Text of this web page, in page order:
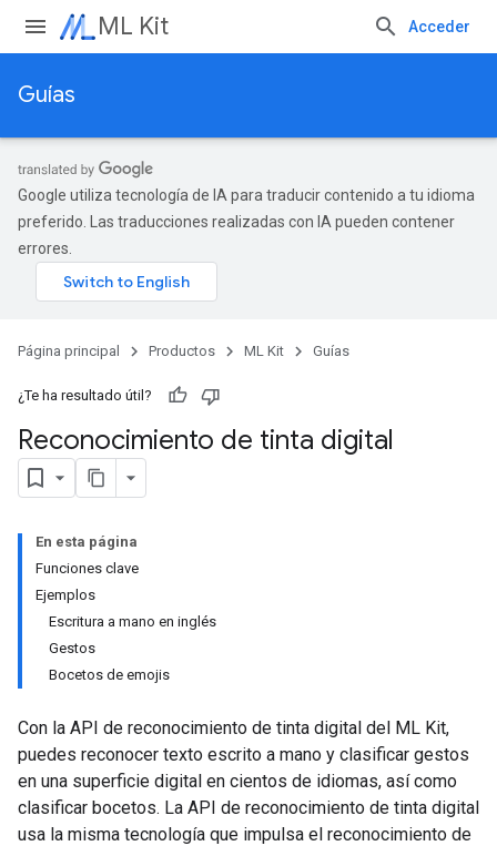
ML Kit Acceder
Guías
Google utiliza tecnología de IA para traducir contenido a tu idioma
preferido. Las traducciones realizadas con IA pueden contener
errores.
Página principal Productos ML Kit Guías
¿Te ha resultado útil?
Reconocimiento de tinta digital
En esta página
Funciones clave
Ejemplos
Escritura a mano en inglés
Gestos
Bocetos de emojis
Con la API de reconocimiento de tinta digital del ML Kit,
puedes reconocer texto escrito a mano y clasificar gestos
en una superficie digital en cientos de idiomas, así como
clasificar bocetos. La API de reconocimiento de tinta digital
usa la misma tecnología que impulsa el reconocimiento de